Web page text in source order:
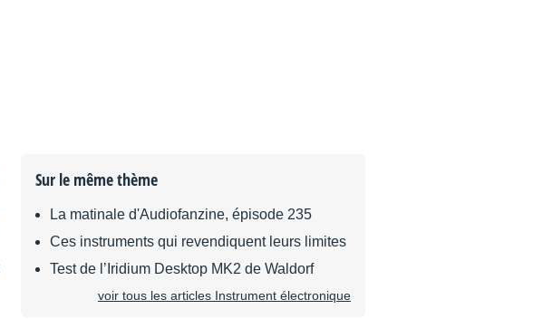
Sur le même thème
La matinale d'Audiofanzine, épisode 235
Ces instruments qui revendiquent leurs limites
Test de l’Iridium Desktop MK2 de Waldorf
voir tous les articles Instrument électronique